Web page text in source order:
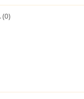
(0)